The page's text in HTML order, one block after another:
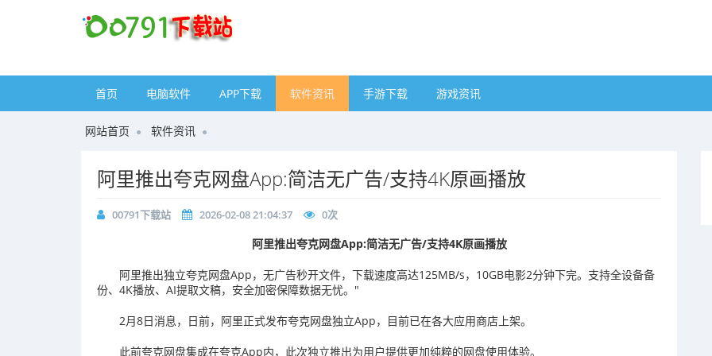
首页 电脑软件 APP下载 软件资讯 手游下载 游戏资讯
网站首页 软件资讯
​阿里推出夸克网盘App:简洁无广告/支持4K原画播放
00791下载站 2026-02-08 21:04:37 0次
阿里推出夸克网盘App:简洁无广告/支持4K原画播放
阿里推出独立夸克网盘App，无广告秒开文件，下载速度高达125MB/s，10GB电影2分钟下完。支持全设备备
份、4K播放、AI提取文稿，安全加密保障数据无忧。"
2月8日消息，日前，阿里正式发布夸克网盘独立App，目前已在各大应用商店上架。
此前夸克网盘集成在夸克App内，此次独立推出为用户提供更加纯粹的网盘使用体验。